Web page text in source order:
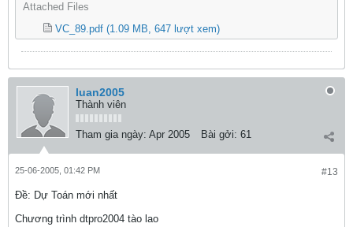
Attached Files
VC_89.pdf (1.09 MB, 647 lượt xem)
luan2005
Thành viên
Tham gia ngày: Apr 2005 Bài gởi: 61
#13
25-06-2005, 01:42 PM
Ðề: Dự Toán mới nhất
Chương trình dtpro2004 tào lao